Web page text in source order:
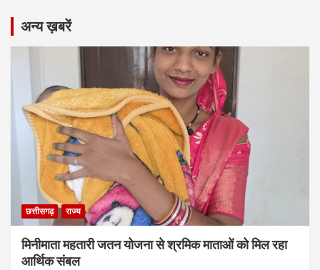
अन्य ख़बरें
छत्तीसगढ़ राज्य
मिनीमाता महतारी जतन योजना से श्रमिक माताओं को मिल रहा
आर्थिक संबल